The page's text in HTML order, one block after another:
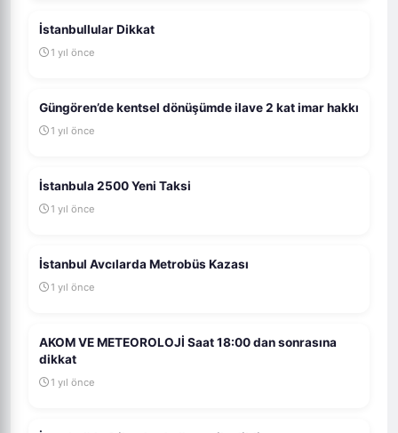
İstanbullular Dikkat
1 yıl önce
Güngören’de kentsel dönüşümde ilave 2 kat imar hakkı
1 yıl önce
İstanbula 2500 Yeni Taksi
1 yıl önce
İstanbul Avcılarda Metrobüs Kazası
1 yıl önce
AKOM VE METEOROLOJİ Saat 18:00 dan sonrasına
dikkat
1 yıl önce